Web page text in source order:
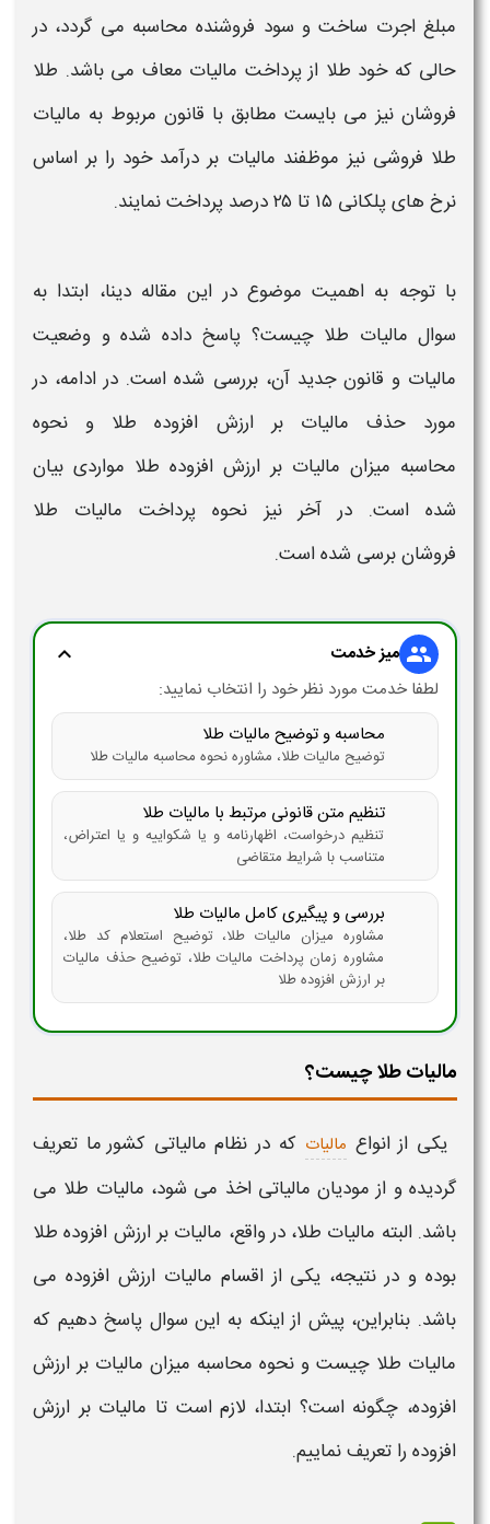
مبلغ اجرت ساخت و سود فروشنده محاسبه می گردد، در
حالی که خود طلا از پرداخت مالیات معاف می باشد. طلا
فروشان نیز می بایست مطابق با قانون مربوط به مالیات
طلا فروشینیز موظفند مالیات بر درآمد خود را بر اساس
نرخ های پلکانی ۱۵ تا ۲۵ درصد پرداخت نمایند.
با توجه به اهمیت موضوع در این مقاله دینا، ابتدا به
سوال مالیات طلا چیست؟ پاسخ داده شده و وضعیت
مالیات و قانون جدید آن، بررسی شده است. در ادامه، در
مورد حذف مالیاتبر ارزش افزودهطلا و نحوه
محاسبه میزان مالیات بر ارزش افزوده طلا مواردی بیان
شده است. در آخر نیز نحوه پرداخت مالیات طلا
فروشانبرسی شده است.
group میز خدمت expand_more
لطفا خدمت مورد نظر خود را انتخاب نمایید:
محاسبه و توضیح مالیات طلا
توضیح مالیات طلا، مشاوره نحوه محاسبه مالیات طلا
تنظیم متن قانونی مرتبط با مالیات طلا
تنظیم درخواست، اظهارنامه و یا شکواییه و یا اعتراض،
متناسب با شرایط متقاضی
بررسی و پیگیری کامل مالیات طلا
مشاوره میزان مالیات طلا، توضیح استعلام کد طلا،
مشاوره زمان پرداخت مالیات طلا، توضیح حذف مالیات
بر ارزش افزوده طلا
مالیات طلا چیست؟
یکی از انواع مالیات که در نظام مالیاتی کشور ما تعریف
گردیده و از مودیان مالیاتیاخذ می شود، مالیات طلا می
باشد. البته مالیات طلا،در واقع، مالیات بر ارزش افزوده طلا
بوده و در نتیجه، یکی از اقسام مالیات ارزش افزوده می
باشد. بنابراین، پیش از اینکه به این سوال پاسخ دهیم که
مالیات طلا چیست و نحوه محاسبه میزان مالیات بر ارزش
افزوده، چگونه است؟ ابتدا، لازم است تا مالیات بر ارزش
افزوده را تعریف نماییم.